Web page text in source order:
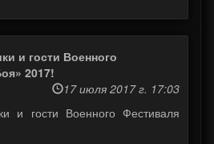
и гости Военного
2017!
17 июля 2017 г. 17:03
и гости Военного Фестиваля